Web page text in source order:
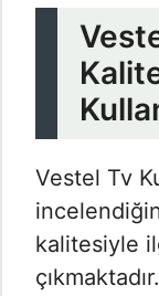
Vestel Tv
kalitesiyle